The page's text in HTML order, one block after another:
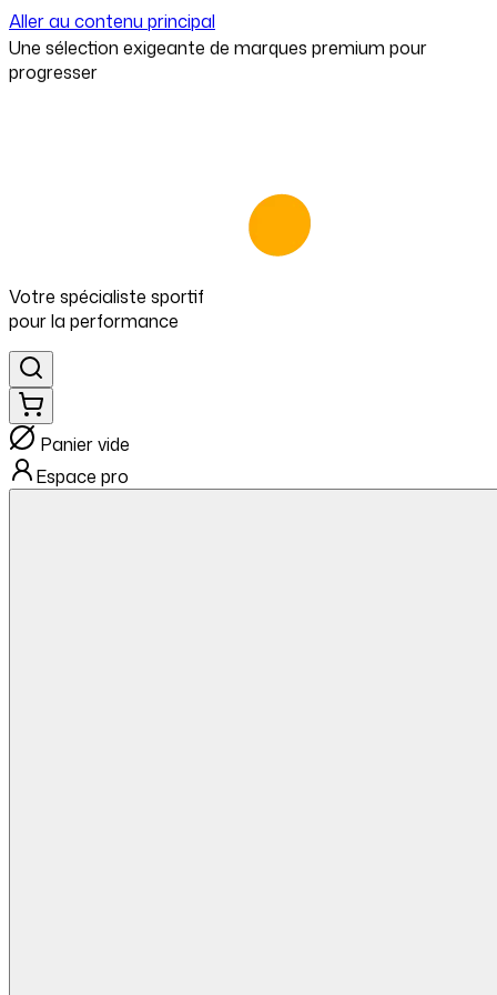
Aller au contenu principal
⁠Une sélection exigeante de marques premium pour
progresser
Votre spécialiste sportif
pourla performance
Panier vide
Espace pro